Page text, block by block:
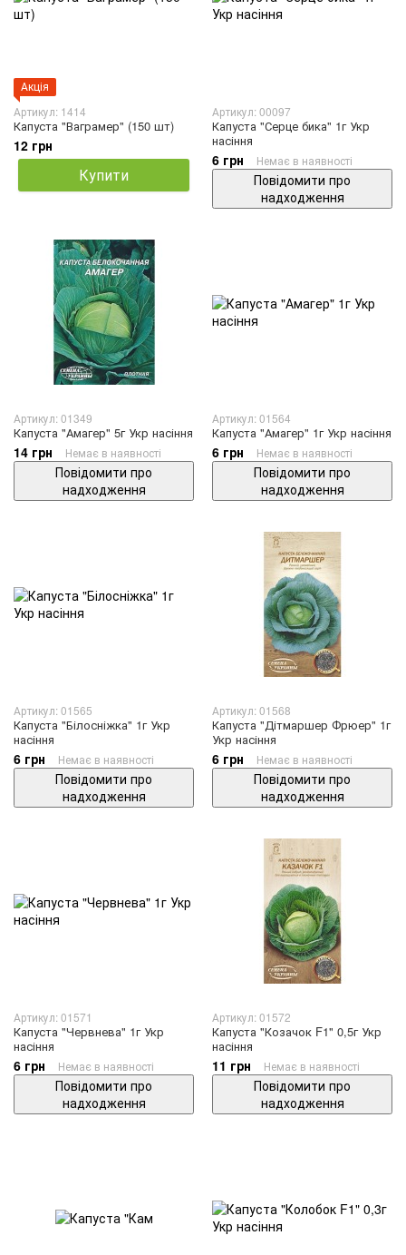
Акція
Артикул: 1414
Капуста "Ваграмер" (150 шт)
12 грн
Купити
Артикул: 00097
Капуста "Серце бика" 1г Укр
насіння
6 грн Немає в наявності
Повідомити про
надходження
Артикул: 01349
Капуста "Амагер" 5г Укр насіння
14 грн Немає в наявності
Повідомити про
надходження
Артикул: 01564
Капуста "Амагер" 1г Укр насіння
6 грн Немає в наявності
Повідомити про
надходження
Артикул: 01565
Капуста "Білосніжка" 1г Укр
насіння
6 грн Немає в наявності
Повідомити про
надходження
Артикул: 01568
Капуста "Дітмаршер Фрюер" 1г
Укр насіння
6 грн Немає в наявності
Повідомити про
надходження
Артикул: 01571
Капуста "Червнева" 1г Укр
насіння
6 грн Немає в наявності
Повідомити про
надходження
Артикул: 01572
Капуста "Козачок F1" 0,5г Укр
насіння
11 грн Немає в наявності
Повідомити про
надходження